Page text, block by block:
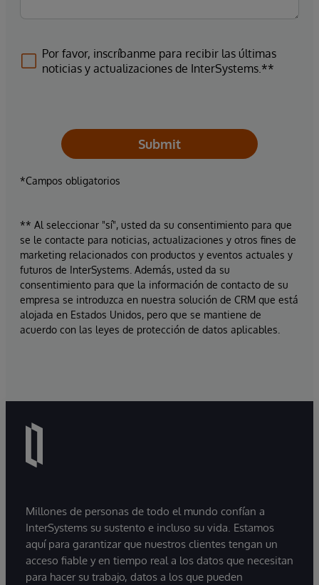
Por favor, inscríbanme para recibir las últimas
noticias y actualizaciones de InterSystems.**
Submit
*Campos obligatorios
** Al seleccionar "sí", usted da su consentimiento para que
se le contacte para noticias, actualizaciones y otros fines de
marketing relacionados con productos y eventos actuales y
futuros de InterSystems. Además, usted da su
consentimiento para que la información de contacto de su
empresa se introduzca en nuestra solución de CRM que está
alojada en Estados Unidos, pero que se mantiene de
acuerdo con las leyes de protección de datos aplicables.
Millones de personas de todo el mundo confían a
InterSystems su sustento e incluso su vida. Estamos
aquí para garantizar que nuestros clientes tengan un
acceso fiable y en tiempo real a los datos que necesitan
para hacer su trabajo, datos a los que pueden